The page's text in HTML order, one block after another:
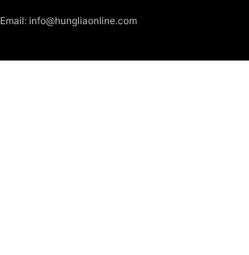
Email: info@hungliaonline.com